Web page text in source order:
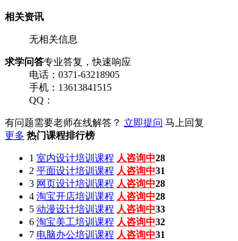
相关资讯
无相关信息
求学问答专业答复，快速响应
电话：0371-63218905
手机：13613841515
QQ：
有问题需要老师在线解答？ 立即提问 马上回复
更多 热门课程排行榜
1 室内设计培训课程 人咨询中26
2 平面设计培训课程 人咨询中27
3 网页设计培训课程 人咨询中31
4 淘宝开店培训课程 人咨询中32
5 动漫设计培训课程 人咨询中32
6 淘宝美工培训课程 人咨询中30
7 电脑办公培训课程 人咨询中27